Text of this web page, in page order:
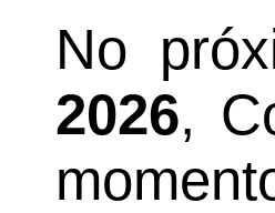
No
2026,